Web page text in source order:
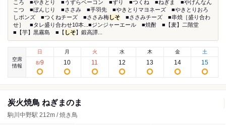
ころ ■やきとり ■うずらベーコン ■ずり ■つくね ■ねぎま ■やげんなん
こつ ■ぼんじり ■ささみ ■手羽先 ■やきとりマヨネーズ ■やきとりおろ
しポンズ ■つくねチーズ ■ささみ梅 しそ ■ささみチーズ ■串焼［盛り合わ
せ］ ■タレ盛り合わせ10本...■ジンジャーエール ■焼酎 ■【麦】二階堂
■【芋】黒霧島 ■【 しそ】鍛高譚...
空席
情報
日
8/9
月
10
火
11
水
12
木
13
金
14
土
15
炭火焼鳥 ねぎまのま
駒川中野駅 212m / 焼き鳥